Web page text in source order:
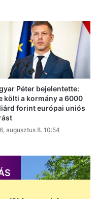
Péter bejelentette:
költi a kormány a 6000
forint európai uniós
augusztus 8. 10:54